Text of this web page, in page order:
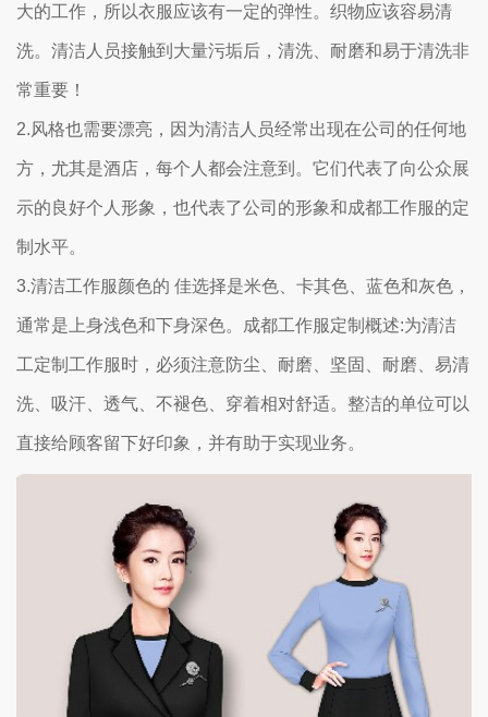
大的工作，所以衣服应该有一定的弹性。织物应该容易清
洗。清洁人员接触到大量污垢后，清洗、耐磨和易于清洗非
常重要！
2.风格也需要漂亮，因为清洁人员经常出现在公司的任何地
方，尤其是酒店，每个人都会注意到。它们代表了向公众展
示的良好个人形象，也代表了公司的形象和成都工作服的定
制水平。
3.清洁工作服颜色的 佳选择是米色、卡其色、蓝色和灰色，
通常是上身浅色和下身深色。成都工作服定制概述:为清洁
工定制工作服时，必须注意防尘、耐磨、坚固、耐磨、易清
洗、吸汗、透气、不褪色、穿着相对舒适。整洁的单位可以
直接给顾客留下好印象，并有助于实现业务。